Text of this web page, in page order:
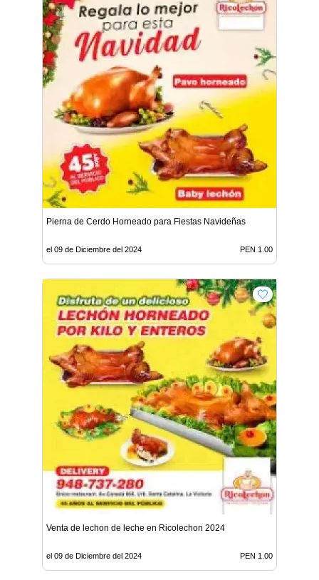
Pierna de Cerdo Horneado para Fiestas Navideñas
el 09 de Diciembre del 2024 PEN 1.00
Venta de lechon de leche en Ricolechon 2024
el 09 de Diciembre del 2024 PEN 1.00